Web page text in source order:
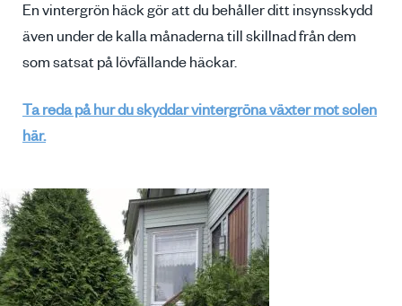
En vintergrön häck gör att du behåller ditt insynsskydd
även under de kalla månaderna till skillnad från dem
som satsat på lövfällande häckar.
Ta reda på hur du skyddar vintergröna växter mot solen
här.